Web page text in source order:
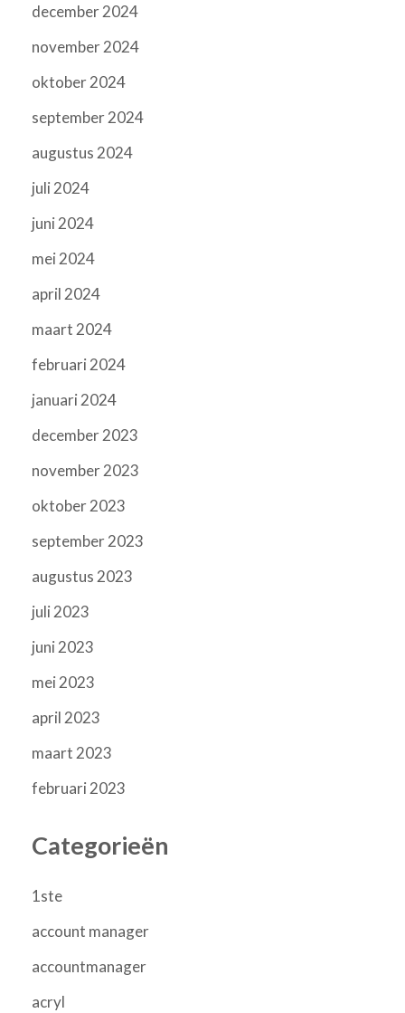
december 2024
november 2024
oktober 2024
september 2024
augustus 2024
juli 2024
juni 2024
mei 2024
april 2024
maart 2024
februari 2024
januari 2024
december 2023
november 2023
oktober 2023
september 2023
augustus 2023
juli 2023
juni 2023
mei 2023
april 2023
maart 2023
februari 2023
Categorieën
1ste
account manager
accountmanager
acryl